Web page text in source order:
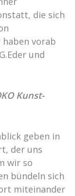
die sich
haben vorab
und
Kunst-
geben in
der uns
wir so
bündeln sich
miteinander